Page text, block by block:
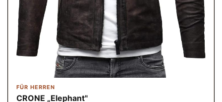
FÜR HERREN
CRONE „Elephant"